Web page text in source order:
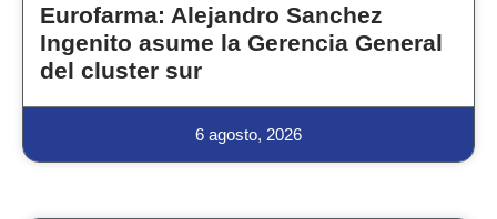
Eurofarma: Alejandro Sanchez
Ingenito asume la Gerencia General
del cluster sur
6 agosto, 2026